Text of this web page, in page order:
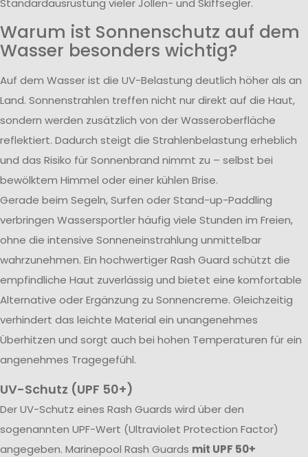
Warum ist Sonnenschutz auf dem
Wasser besonders wichtig?
Auf dem Wasser ist die UV-Belastung deutlich höher als an
Land. Sonnenstrahlen treffen nicht nur direkt auf die Haut,
sondern werden zusätzlich von der Wasseroberfläche
reflektiert. Dadurch steigt die Strahlenbelastung erheblich
und das Risiko für Sonnenbrand nimmt zu – selbst bei
bewölktem Himmel oder einer kühlen Brise.
Gerade beim Segeln, Surfen oder Stand-up-Paddling
verbringen Wassersportler häufig viele Stunden im Freien,
ohne die intensive Sonneneinstrahlung unmittelbar
wahrzunehmen. Ein hochwertiger Rash Guard schützt die
empfindliche Haut zuverlässig und bietet eine komfortable
Alternative oder Ergänzung zu Sonnencreme. Gleichzeitig
verhindert das leichte Material ein unangenehmes
Überhitzen und sorgt auch bei hohen Temperaturen für ein
angenehmes Tragegefühl.
UV-Schutz (UPF 50+)
Der UV-Schutz eines Rash Guards wird über den
sogenannten UPF-Wert (Ultraviolet Protection Factor)
angegeben. Marinepool Rash Guards mit UPF 50+